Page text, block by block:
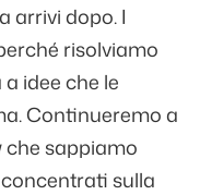
arrivi dopo. I
risolviamo
idee che le
Continueremo a
sappiamo
sulla